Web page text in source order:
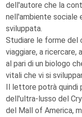
dell'autore che la
nell'ambiente sociale
sviluppata.
Studiare le forme del
viaggiare, a ricercare,
al pari di un biologo
vitali che vi si
Il lettore potrà quindi
dell'ultra-lusso del
del Mall of America,